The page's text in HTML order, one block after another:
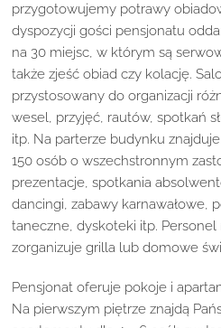
przygotowujemy potrawy
dyspozycji gości pensjonatu
na 30 miejsc, w którym są
także zjeść obiad czy kolację.
przystosowany do organizacji
wesel, przyjęć, rautów, spotkań
itp. Na parterze budynku
150 osób o wszechstronnym
prezentacje, spotkania
dancingi, zabawy karnawałowe,
taneczne, dyskoteki itp.
zorganizuje grilla lub domowe
Pensjonat oferuje pokoje i
Na pierwszym piętrze znajdą